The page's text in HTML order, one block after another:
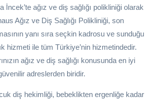
İncek’te ağız ve diş sağlığı polikliniği olarak
Ağız ve Diş Sağlığı Polikliniği, son
yanı sıra seçkin kadrosu ve sunduğu
hizmeti ile tüm Türkiye’nin hizmetindedir.
ağız ve diş sağlığı konusunda en iyi
adreslerden biridir.
diş hekimliği, bebeklikten ergenliğe kadar